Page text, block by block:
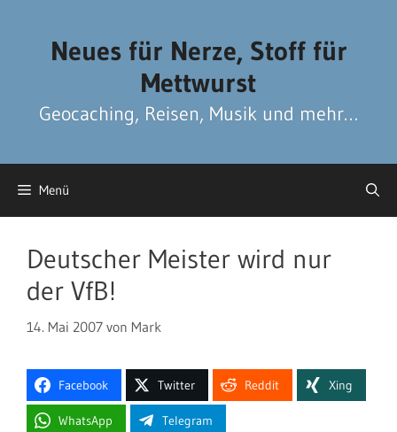
Neues für Nerze, Stoff für
Mettwurst
Geocaching, Reisen, Musik und mehr…
Menü
Deutscher Meister wird nur
der VfB!
14. Mai 2007 von Mark
Facebook Twitter Reddit Xing
WhatsApp Telegram